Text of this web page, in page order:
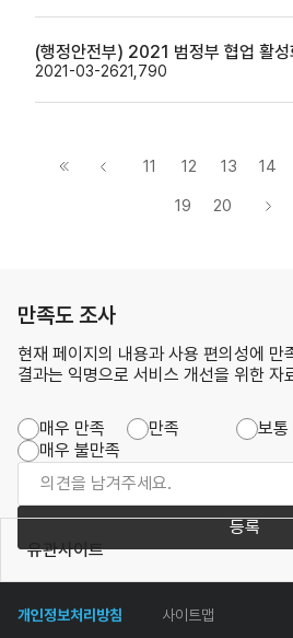
(행정안전부) 2021 범정부 협업 활성
2021-03-2621,790
11 12 13 14
19
20
만족도 조사
현재 페이지의 내용과 사용 편의성에 만
결과는 익명으로 서비스 개선을 위한 자
매우 만족 만족 보통
매우 불만족
등록
개인정보처리방침 사이트맵
유관사이트